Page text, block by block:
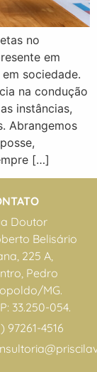
no
em
sociedade.
na condução
instâncias,
Abrangemos
[…]
Doutor
Belisário
225 A,
Pedro
MG.
33.250-054.
97261-4516